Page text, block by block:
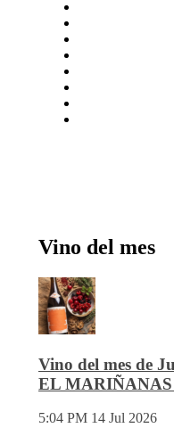
Vino del mes
Vino del mes de
EL MARIÑANAS
5:04 PM 14 Jul 2026